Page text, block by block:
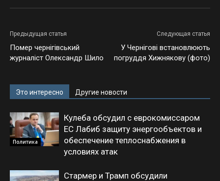
Предыдущая статья
Помер чернігівський
журналіст Олександр Шило
Следующая статья
У Чернігові встановлюють
погруддя Хижнякову (фото)
Это интересно Другие новости
Политика
Кулеба обсудил с еврокомиссаром
ЕС Лабиб защиту энергообъектов и
обеспечение теплоснабжения в
условиях атак
Стармер и Трамп обсудили